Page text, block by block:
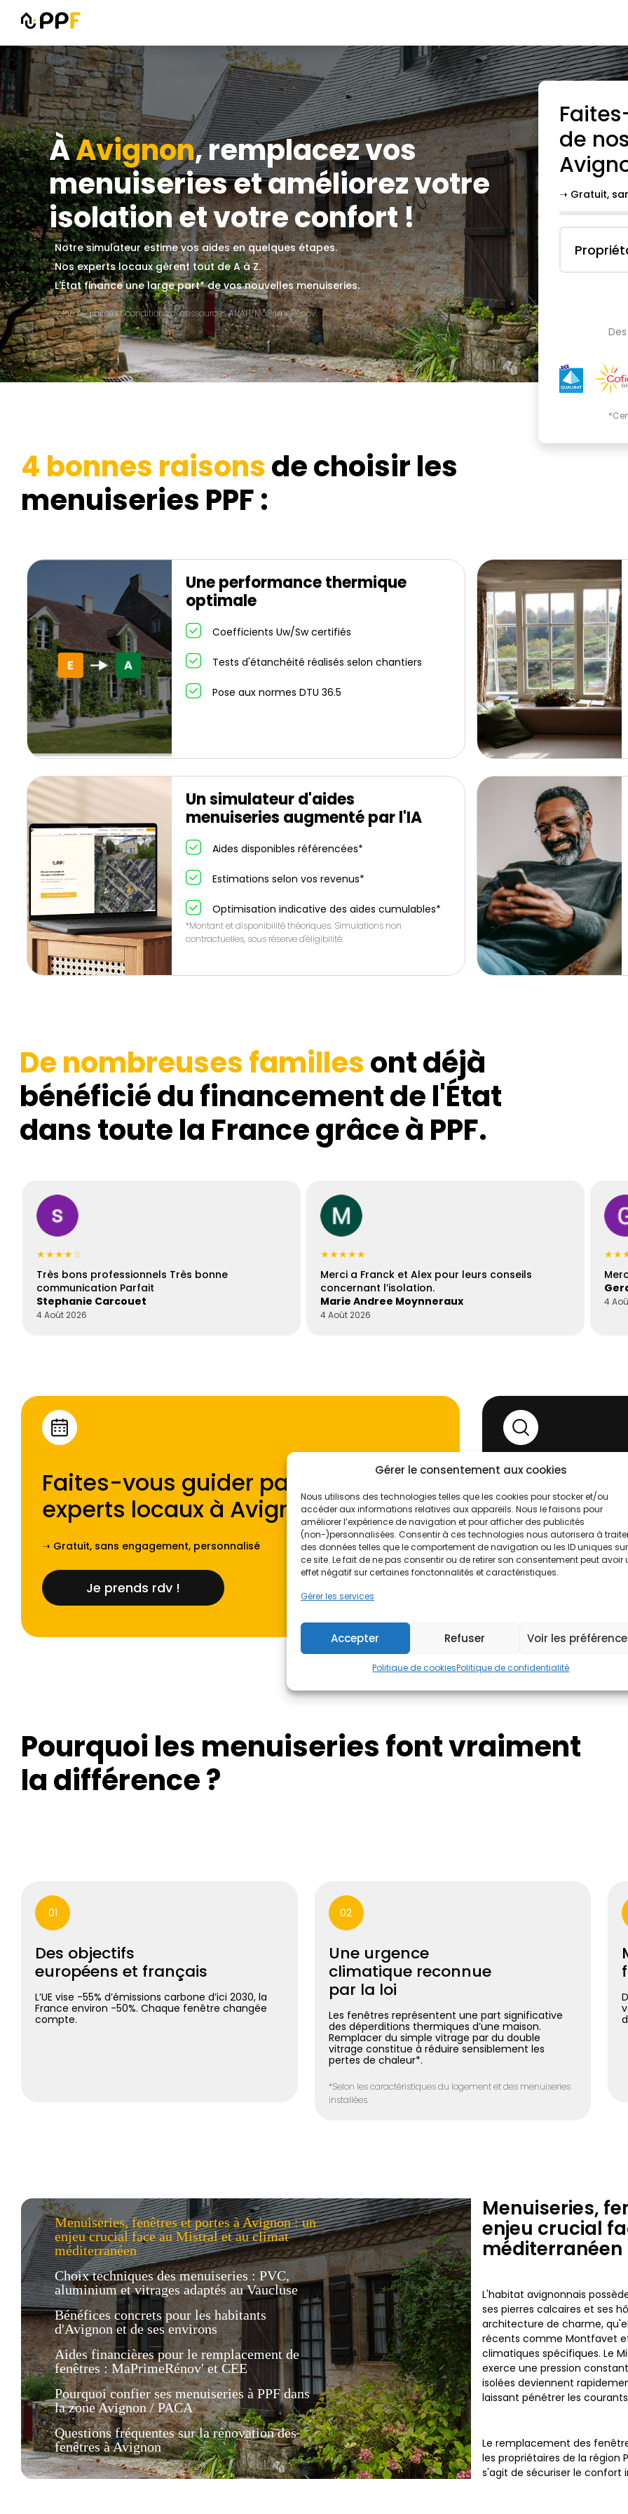
Gérer le consentement aux cookies
Nous utilisons des technologies telles que les cookies pour stocker et/ou
accéder aux informations relatives aux appareils. Nous le faisons pour
améliorer l’expérience de navigation et pour afficher des publicités
(non-)personnalisées. Consentir à ces technologies nous autorisera à
des données telles que le comportement de navigation ou les ID uniques sur
ce site. Le fait de ne pas consentir ou de retirer son consentement peut avoir
effet négatif sur certaines fonctonnalités et caractéristiques.
Gérer les services
Accepter Refuser Voir les
Politique de cookiesPolitique de confidentialité
ÀAvignon, remplacez vos
menuiseries et améliorez votre
isolation et votre confort !
Notre simulateur estime vos aides en quelques étapes.
Nos experts locaux gèrent tout de A à Z.
L'État finance une large part* de vos nouvelles menuiseries.
*Selon éligibilité et conditions de ressources ANAH/MaPrimeRénov'.
de
➝ Gratuit,
4 bonnes raisonsde choisir les
menuiseries PPF :
Une performance thermique
optimale
Coefficients Uw/Sw certifiés
Tests d'étanchéité réalisés selon chantiers
Pose aux normes DTU 36.5
Un simulateur d'aides
menuiseries augmenté par l'IA
Aides disponibles référencées*
Estimations selon vos revenus*
Optimisation indicative des aides cumulables*
*Montant et disponibilité théoriques. Simulations non
contractuelles, sous réserve d'éligibilité.
De nombreuses famillesont déjà
bénéficié du financement de l'État
dans toute la France grâce à PPF.
★★★★☆
Très bons professionnels Très bonne
communication Parfait
Stephanie Carcouet
4 Août 2026
★★★★★
Merci a Franck et Alex pour leurs conseils
concernant l’isolation.
Marie Andree Moynneraux
4 Août 2026
4
Faites-vous guider par l'un de nos
experts locaux à Avignon.
➝ Gratuit, sans engagement, personnalisé
Je prends rdv !
Évaluez
➝ Gratuit, sans
Pourquoi les menuiseries font vraiment
la différence ?
01
Des objectifs
européens et français
L’UE vise -55% d’émissions carbone d’ici 2030, la
France environ -50%. Chaque fenêtre changée
compte.
02
Une urgence
climatique reconnue
par la loi
Les fenêtres représentent une part significative
des déperditions thermiques d’une maison.
Remplacer du simple vitrage par du double
vitrage constitue à réduire sensiblement les
pertes de chaleur*.
*Selon les caractéristiques du logement et des menuiseries
installées.
Menuiseries, fenêtres et portes à Avignon : un
enjeu crucial face au Mistral et au climat
méditerranéen
Choix techniques des menuiseries : PVC,
aluminium et vitrages adaptés au Vaucluse
Bénéfices concrets pour les habitants
d'Avignon et de ses environs
Aides financières pour le remplacement de
fenêtres : MaPrimeRénov' et CEE
Pourquoi confier ses menuiseries à PPF dans
la zone Avignon / PACA
Questions fréquentes sur la rénovation des
fenêtres à Avignon
Menuiseries,
enjeu crucial
méditerranéen
L'habitat avignonnais
ses pierres calcaires et ses
architecture de charme,
récents comme Montfavet
climatiques spécifiques. Le
exerce une pression
isolées deviennent
laissant pénétrer les
Le remplacement des
les propriétaires de la région
s'agit de sécuriser le confort